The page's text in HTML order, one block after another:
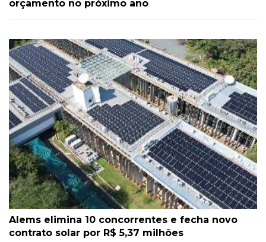
orçamento no próximo ano
Alems elimina 10 concorrentes e fecha novo
contrato solar por R$ 5,37 milhões